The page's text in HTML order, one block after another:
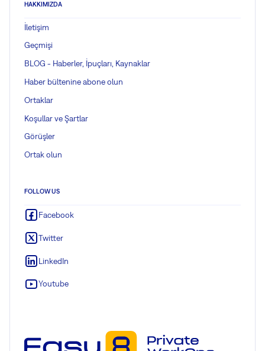
HAKKIMIZDA
İletişim
Geçmişi
BLOG - Haberler, İpuçları, Kaynaklar
Haber bültenine abone olun
Ortaklar
Koşullar ve Şartlar
Görüşler
Ortak olun
FOLLOW US
Facebook
Twitter
LinkedIn
Youtube